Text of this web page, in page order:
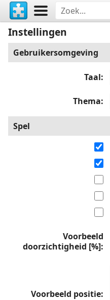
Instellingen
Gebruikersomgeving
Taal
Thema
Spel
Voorbeeld
doorzichtigheid [%]
Voorbeeld positie